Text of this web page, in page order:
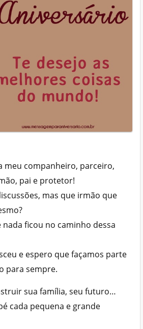
meu companheiro, parceiro,
pai e protetor!
mas que irmão que
ficou no caminho dessa
e espero que façamos parte
para sempre.
sua família, seu futuro…
cada pequena e grande